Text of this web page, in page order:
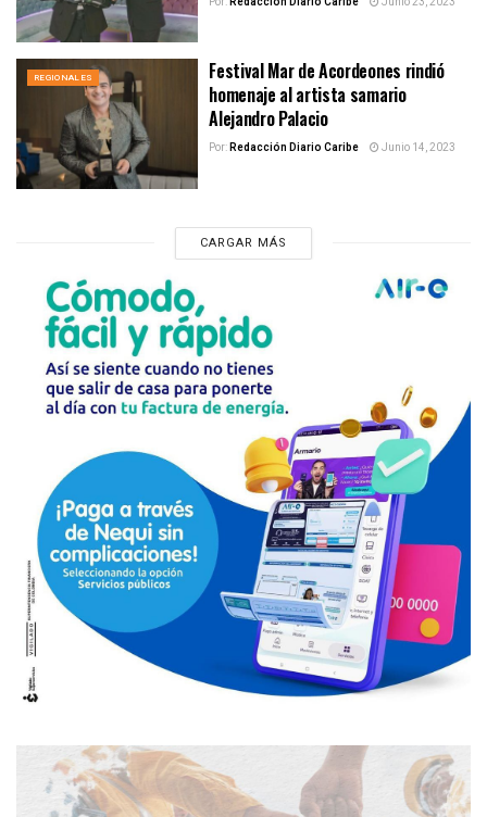
REGIONALES
Festival Mar de Acordeones rindió
homenaje al artista samario
Alejandro Palacio
Por:Redacción Diario Caribe Junio 14, 2023
CARGAR MÁS